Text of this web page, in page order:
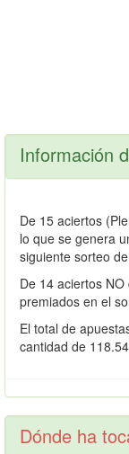
Información
De 15 aciertos
lo que se genera
siguiente sorteo
De 14 aciertos
premiados en el
El total de
cantidad de
Dónde ha